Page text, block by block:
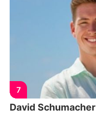
7
David